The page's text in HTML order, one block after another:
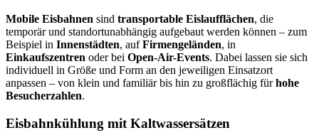
Mobile Eisbahnen sind transportable Eislaufflächen, die
temporär und standortunabhängig aufgebaut werden können – zum
Beispiel in Innenstädten, aufFirmengeländen, in
Einkaufszentren oder bei Open-Air-Events. Dabei lassen sie sich
individuell in Größe und Form an den jeweiligen Einsatzort
anpassen – von klein und familiär bis hin zu großflächig fürhohe
Besucherzahlen.
Eisbahnkühlung mit Kaltwassersätzen